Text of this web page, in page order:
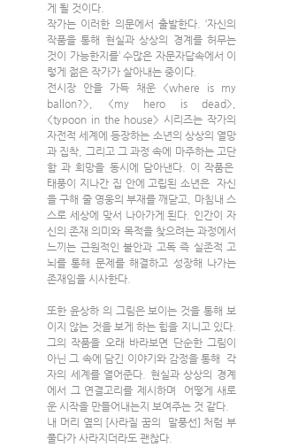
게 될 것이다.
작가는 이러한 의문에서 출발한다. ‘자신의
작품을 통해 현실과 상상의 경계를 허무는
것이 가능한지를’ 수많은 자문자답속에서 이
렇게 젊은 작가가 살아내는 중이다.
전시장 안을 가득 채운 <where is my
ballon?>, <my hero is dead>,
<typoon in the house> 시리즈는 작가의
자전적 세계에 등장하는 소년의 상상의 열망
과 집착, 그리고 그 과정 속에 마주하는 고단
함 과 희망을 동시에 담아낸다. 이 작품은
태풍이 지나간 집 안에 고립된 소년은  자신
을 구해 줄 영웅의 부재를 깨닫고, 마침내 스
스로 세상에 맞서 나아가게 된다. 인간이 자
신의 존재 의미와 목적을 찾으려는 과정에서
느끼는 근원적인 불안과 고독 즉 실존적 고
뇌를 통해 문제를 해결하고 성장해 나가는
존재임을 시사한다.
또한 윤상하 의 그림은 보이는 것을 통해 보
이지 않는 것을 보게 하는 힘을 지니고 있다.
그의 작품을 오래 바라보면 단순한 그림이
아닌 그 속에 담긴 이야기와 감정을 통해  각
자의 세계를 열어준다. 현실과 상상의 경계
에서 그 연결고리를 제시하며  어떻게 새로
운 시작을 만들어내는지 보여주는 것 같다.
내 머리 옆의 [사라질 꿈의  말풍선] 처럼 부
풀다가 사라지더라도 괜찮다.